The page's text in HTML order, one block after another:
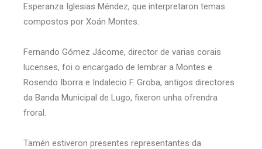
Esperanza Iglesias Méndez, que interpretaron temas
compostos por Xoán Montes.
Fernando Gómez Jácome, director de varias corais
lucenses, foi o encargado de lembrar a Montes e
Rosendo Iborra e Indalecio F. Groba, antigos directores
da Banda Municipal de Lugo, fixeron unha ofrendra
froral.
Tamén estiveron presentes representantes da